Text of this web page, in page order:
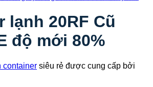
lạnh 20RF Cũ
độ mới 80%
container siêu rẻ được cung cấp bởi